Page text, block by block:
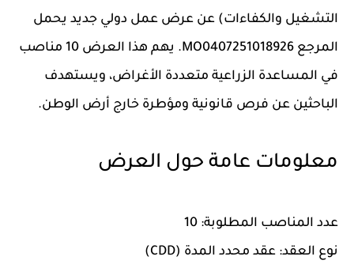
التشغيل والكفاءات) عن عرض عمل دولي جديد يحمل
المرجع MO0407251018926. يهم هذا العرض 10 مناصب
في المساعدة الزراعية متعددة الأغراض، ويستهدف
الباحثين عن فرص قانونية ومؤطرة خارج أرض الوطن.
معلومات عامة حول العرض
عدد المناصب المطلوبة:
نوع العقد: عقد محدد المدة (CDD)